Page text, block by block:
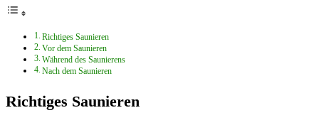
Richtiges Saunieren
Vor dem Saunieren
Während des Saunierens
Nach dem Saunieren
Richtiges Saunieren